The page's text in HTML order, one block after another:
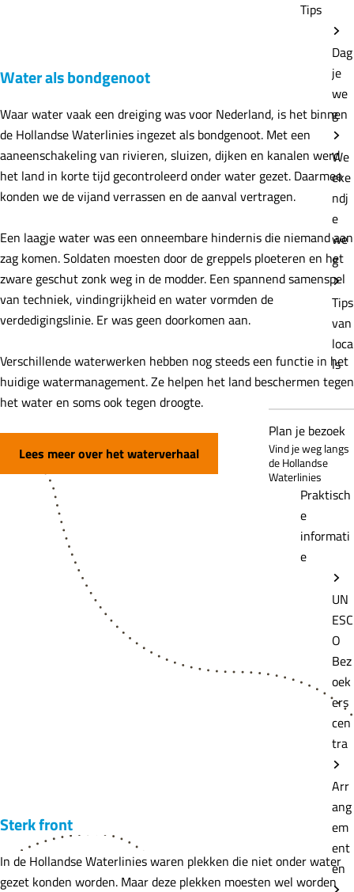
Tips
Dag
je
we
g
We
eke
ndj
e
we
g
Tips
van
loca
ls
Plan je bezoek
Vind je weg langs
de Hollandse
Waterlinies
Praktisch
e
informati
e
UN
ESC
O
Bez
oek
ers
cen
tra
Arr
ang
em
ent
en
Water als bondgenoot
Waar water vaak een dreiging was voor Nederland, is het binnen
de Hollandse Waterlinies ingezet als bondgenoot. Met een
aaneenschakeling van rivieren, sluizen, dijken en kanalen werd
het land in korte tijd gecontroleerd onder water gezet. Daarmee
konden we de vijand verrassen en de aanval vertragen.
Een laagje water was een onneembare hindernis die niemand aan
zag komen. Soldaten moesten door de greppels ploeteren en het
zware geschut zonk weg in de modder. Een spannend samenspel
van techniek, vindingrijkheid en water vormden de
verdedigingslinie. Er was geen doorkomen aan.
Verschillende waterwerken hebben nog steeds een functie in het
huidige watermanagement. Ze helpen het land beschermen tegen
het water en soms ook tegen droogte.
Lees meer over het waterverhaal
Sterk front
In de Hollandse Waterlinies waren plekken die niet onder water
gezet konden worden. Maar deze plekken moesten wel worden